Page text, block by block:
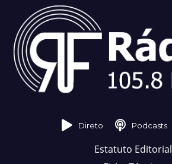
Direto Podcasts
Estatuto Editorial